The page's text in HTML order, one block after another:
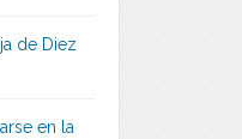
de Diez
en la